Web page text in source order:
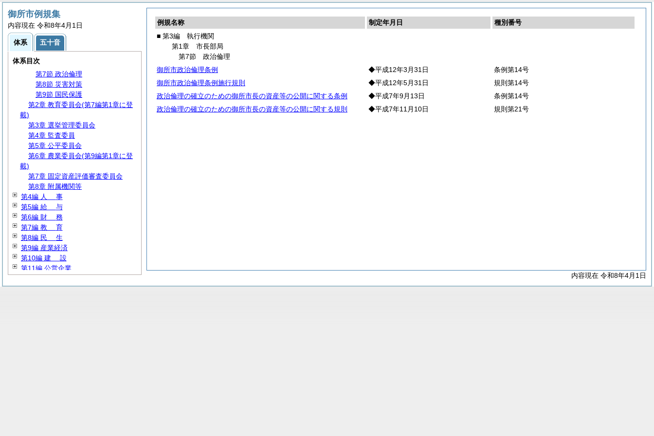
例規名称 制定年月日
種別番号
■ 第3編 執行機関
第1章 市長部局
第7節 政治倫理
御所市政治倫理条例
◆平成12年3月31日
条例第14号
御所市政治倫理条例施行規則
◆平成12年5月31日
規則第14号
政治倫理の確立のための御所市長の資産等の公開に関する条例
◆平成7年9月13日
条例第14号
政治倫理の確立のための御所市長の資産等の公開に関する規則
◆平成7年11月10日 規則第21号
内容現在 令和8年4月1日
御所市例規集
内容現在 令和8年4月1日
体系 五十音
体系目次
第1章 市長部局
第1節 事務分掌
第2節 代理・代決等
第3節 文書・公印
第4節広
第5節 情報管理
第6節 行政手続
第7節 政治倫理
第8節 災害対策
第9節 国民保護
第2章 教育委員会(第7編第1章に登
載)
第3章 選挙管理委員会
第4章 監査委員
第5章 公平委員会
第6章 農業委員会(第9編第1章に登
載)
第7章 固定資産評価審査委員会
第8章 附属機関等
第4編 人 事
第5編 給 与
第6編 財 務
第7編 教 育
第8編 民 生
第9編 産業経済
第10編 建 設
第11編 公営企業
第13編 その他